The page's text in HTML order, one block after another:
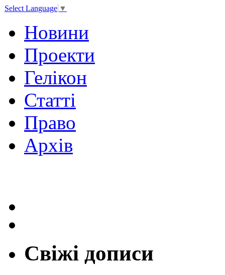
Select Language ▼
Новини
Проекти
Гелікон
Статті
Право
Архів
Свіжі дописи